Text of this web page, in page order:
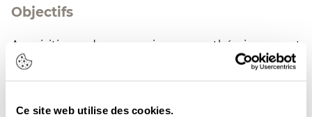
Ce site web utilise des cookies.
Objectifs
Acquisition de connaissances théoriques et
pratiques sur la propagation des ondes
électromagnétiques.
A l’issue de la formation, les stagiaires seront